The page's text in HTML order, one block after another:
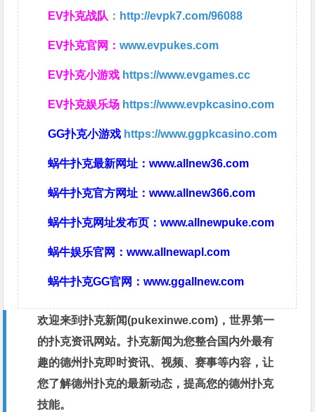
EV扑克战队 ： http://evpk7.com/96088
EV扑克官网：www.evpukes.com
EV扑克小游戏 https://www.evgames.cc
EV扑克娱乐场 https://www.evpkcasino.com
GG扑克小游戏 https://www.ggpkcasino.com
蜗牛扑克最新网址：www.allnew36.com
蜗牛扑克官方网址：www.allnew366.com
蜗牛扑克网址发布页：www.allnewpuke.com
蜗牛娱乐官网：www.allnewapl.com
蜗牛扑克GG官网：www.ggallnew.com
欢迎来到扑克新闻(pukexinwe.com)，世界第一
的扑克资讯网站。扑克新闻为您整合国内外最有
趣的德州扑克即时资讯、视频、赛事等内容，让
您了解德州扑克的最新动态，提高您的德州扑克
技能。